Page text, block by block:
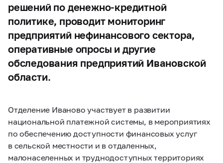
решений по денежно-кредитной
политике, проводит мониторинг
предприятий нефинансового сектора,
оперативные опросы и другие
обследования предприятий Ивановской
области.
Отделение Иваново участвует в развитии
национальной платежной системы, в мероприятиях
по обеспечению доступности финансовых услуг
в сельской местности и в отдаленных,
малонаселенных и труднодоступных территориях